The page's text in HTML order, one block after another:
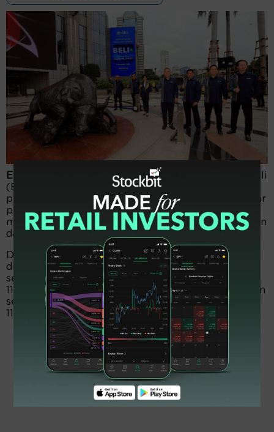
EmitenNews.com -
PT Global Digital Niaga atau Blibli
(BELI) meraup dana Rp8,02 miliar. Itu didapat dari
pelaksanaan konversi 18.586.100 atau 18,5 juta lembar
pada harga pelaksanaan Rp432 per saham. Itu
merupakan program kepemilikan saham manajemen
dan karyawan (MESOP) tahap I.
Dengan begitu, masih ada sisa hak opsi belum
dikonversi 498.046.900 lembar. Total saham blibli
sebelum penerbitan saham MESOP tahap I yaitu
118.474.705.740 lembar, dan jumlah saham perseroan
setelah penerbitan saham MESOP tahap I sebanyak
118.493.291.840 saham.